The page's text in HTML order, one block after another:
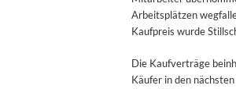
Arbeitsplätzen
Kaufpreis wurde
Die Kaufverträge
Käufer in den